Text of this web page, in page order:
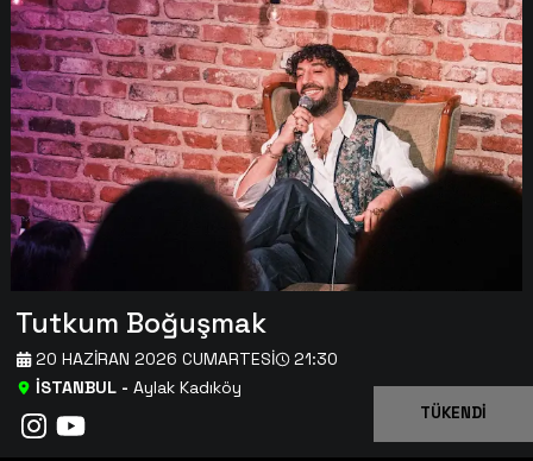
Tutkum Boğuşmak
İSTANBUL- Aylak Kadıköy
20 HAZIRAN 2026 CUMARTESI 21:30
TÜKENDİ